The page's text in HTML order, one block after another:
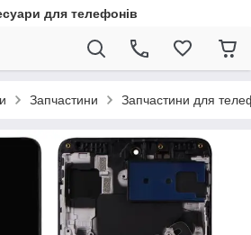
для телефонів
Запчастини Запчастини для